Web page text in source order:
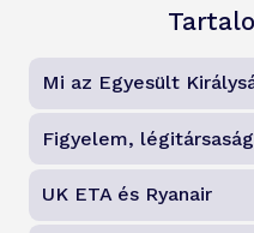
Mi az Egyesült
Figyelem,
UK ETA és Ryanair